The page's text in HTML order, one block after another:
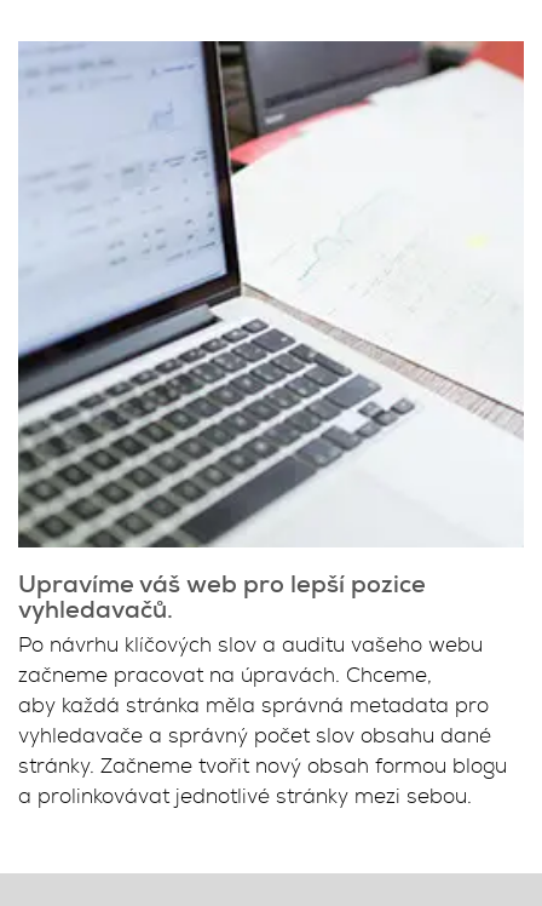
Upravíme váš web pro lepší pozice
vyhledavačů.
Po návrhu klíčových slov a auditu vašeho webu
začneme pracovat na úpravách. Chceme,
aby každá stránka měla správná metadata pro
vyhledavače a správný počet slov obsahu dané
stránky. Začneme tvořit nový obsah formou blogu
a prolinkovávat jednotlivé stránky mezi sebou.